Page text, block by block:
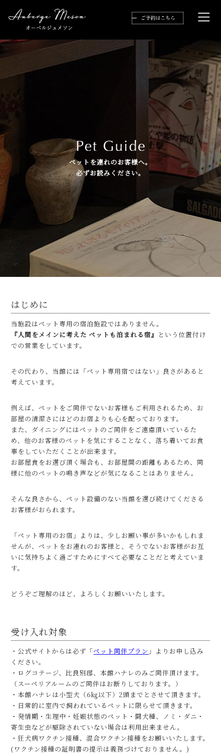
ペットを連れのお客様へ。
必ずお読みください。
はじめに
当施設はペット専用の宿泊施設ではありません。
『人間をメインに考えた ペットも泊まれる宿』 という位置付け
での営業をしています。
その代わり、当館には「ペット専用宿ではない」良さがあると
考えています。
例えば、ペットをご同伴でないお客様もご利用されるため、お
部屋の清潔さにはどのお宿よりも心を配っております。
また、ダイニングにはペットのご同伴をご遠慮頂いているた
め、他のお客様のペットを気にすることなく、落ち着いてお食
事をしていただくことが出来ます。
お部屋食をお選び頂く場合も、お部屋間の距離もあるため、同
様に他のペットの鳴き声などが気になることはありません。
そんな良さから、ペット設備のない当館を選び続けてくださる
お客様がおられます。
「ペット専用のお宿」よりは、少しお願い事が多いかもしれま
せんが、ペットをお連れのお客様と、そうでないお客様がお互
いに気持ちよく過ごすためにすべて必要なことだと考えていま
す。
どうぞご理解のほど、よろしくお願いいたします。
受け入れ対象
・公式サイトからは必ず「ペット同伴プラン 」よりお申し込み
ください。
・ログコテージ、比良別邸、本館ハナレのみご同伴頂けます。
（スーペリアルームのご同伴はお断りしております。）
・本館ハナレは小型犬（6㎏以下）2頭までとさせて頂きます。
・日常的に室内で飼われているペットに限らせて頂きます。
・発情期・生理中・妊娠状態のペット・闘犬種、ノミ・ダニ・
寄生虫などが駆除されていない場合は利用出来ません。
・狂犬病ワクチン接種、混合ワクチン接種をお願いいたします。
(ワクチン接種の証明書の提示は義務づけておりません。)